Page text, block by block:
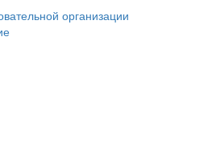
организации